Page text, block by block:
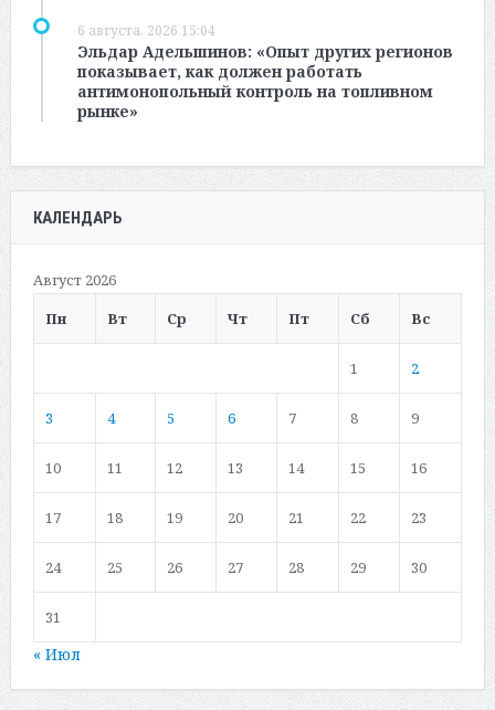
6 августа, 2026 15:04
Эльдар Адельшинов: «Опыт других регионов
показывает, как должен работать
антимонопольный контроль на топливном
рынке»
КАЛЕНДАРЬ
Август 2026
Пн
Вт Ср Чт Пт Сб Вс
1 2
3 4 5 6 7 8 9
10 11 12 13 14 15 16
17 18 19 20 21 22 23
24 25 26 27 28 29 30
31
« Июл